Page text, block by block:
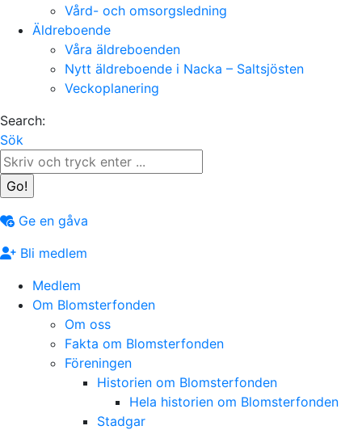
Vård- och omsorgsledning
Äldreboende
Våra äldreboenden
Nytt äldreboende i Nacka – Saltsjösten
Veckoplanering
Search:
Sök
Ge en gåva
Bli medlem
Medlem
Om Blomsterfonden
Om oss
Fakta om Blomsterfonden
Föreningen
Historien om Blomsterfonden
Hela historien om Blomsterfonden
Stadgar